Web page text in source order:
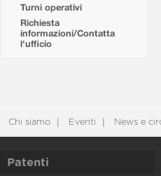
Turni operativi
Richiesta
informazioni/Contatta
l'ufficio
Chi siamo Eventi News e
Patenti